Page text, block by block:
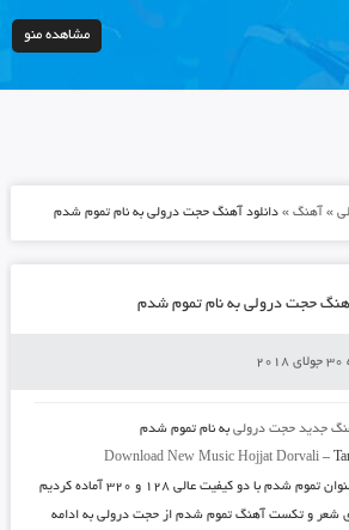
مشاهده منو
» آهنگ» دانلود آهنگ حجت درولی به نام تموم شدم
حجت درولی به نام تموم شدم
جدید حجت درولی به نامتموم شدم
Download New Music Hojjat Dorvali–
تموم شدمبا دو کیفیت عالی ۱۲۸ و ۳۲۰ آماده کردیم
شعر و تکست آهنگ تموم شدم از حجت درولی به ادامه